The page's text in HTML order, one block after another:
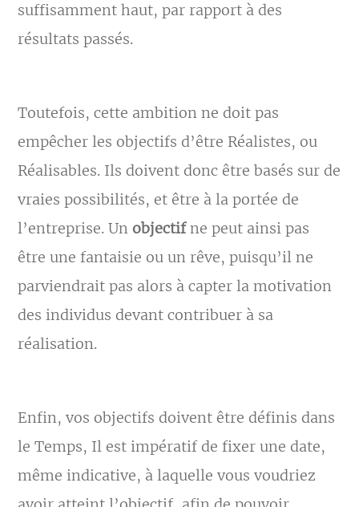
suffisamment haut, par rapport à des
résultats passés.
Toutefois, cette ambition ne doit pas
empêcher les objectifs d’être Réalistes, ou
Réalisables. Ils doivent donc être basés sur de
vraies possibilités, et être à la portée de
l’entreprise. Unobjectifne peut ainsi pas
être une fantaisie ou un rêve, puisqu’il ne
parviendrait pas alors à capter la motivation
des individus devant contribuer à sa
réalisation.
Enfin, vos objectifs doivent être définis dans
le Temps, Il est impératif de fixer une date,
même indicative, à laquelle vous voudriez